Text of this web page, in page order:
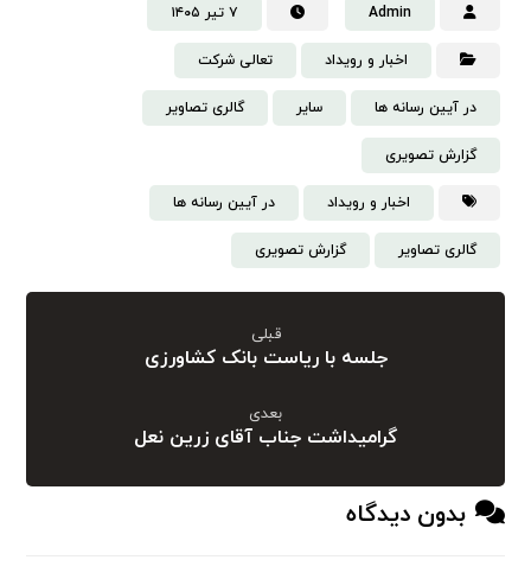
Admin ۷ تیر ۱۴۰۵
اخبار و رویداد تعالی شرکت
در آیین رسانه ها سایر گالری تصاویر
گزارش تصویری
اخبار و رویداد در آیین رسانه ها
گالری تصاویر گزارش تصویری
قبلی
جلسه با ریاست بانک کشاورزی
بعدی
گرامیداشت جناب آقای زرین نعل
بدون دیدگاه